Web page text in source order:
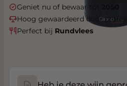
Geniet nu of bewaar tot
Hoog gewaardeerd door
Perfect bij Rundvlees